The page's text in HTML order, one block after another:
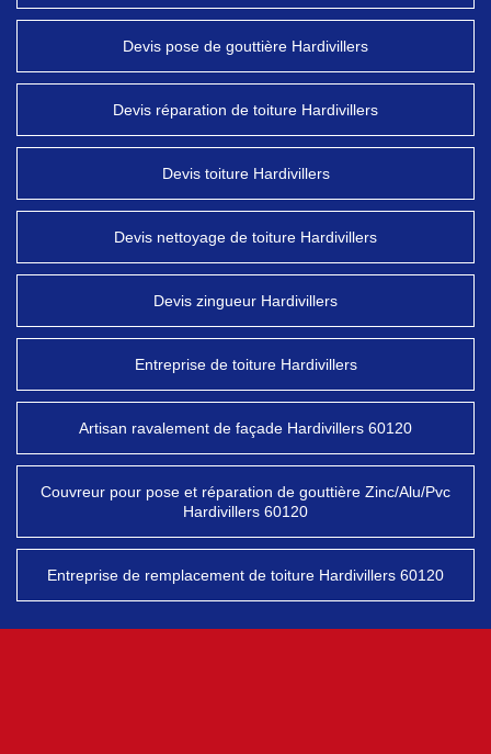
Devis pose de gouttière Hardivillers
Devis réparation de toiture Hardivillers
Devis toiture Hardivillers
Devis nettoyage de toiture Hardivillers
Devis zingueur Hardivillers
Entreprise de toiture Hardivillers
Artisan ravalement de façade Hardivillers 60120
Couvreur pour pose et réparation de gouttière Zinc/Alu/Pvc
Hardivillers 60120
Entreprise de remplacement de toiture Hardivillers 60120